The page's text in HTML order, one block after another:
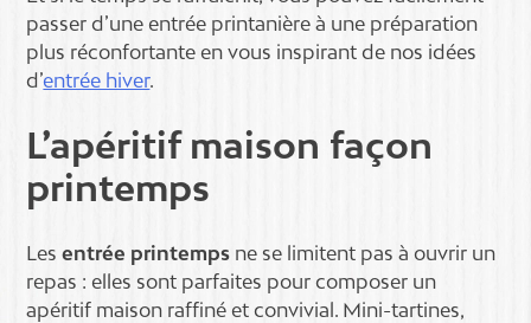
passer d’une entrée printanière à une préparation
plus réconfortante en vous inspirant de nos idées
d’entrée hiver.
L’apéritif maison façon
printemps
Lesentrée printemps ne se limitent pas à ouvrir un
repas : elles sont parfaites pour composer un
apéritif maison raffiné et convivial. Mini-tartines,